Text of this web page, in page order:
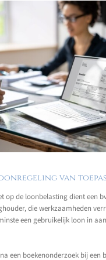
van
op de loonbelasting dient een
die werkzaamheden
een gebruikelijk loon in
een boekenonderzoek bij een